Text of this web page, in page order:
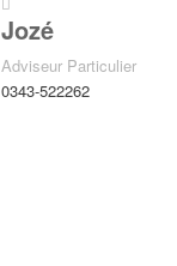
Jozé
Adviseur Particulier
0343-522262